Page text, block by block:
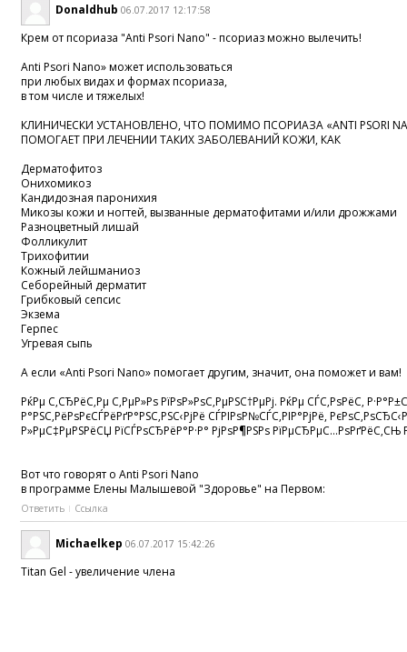
Donaldhub 06.07.2017 12:17:58
Крем от псориаза "Anti Psori Nano" - псориаз можно вылечить!
Anti Psori Nano» может использоваться
при любых видах и формах псориаза,
в том числе и тяжелых!
КЛИНИЧЕСКИ УСТАНОВЛЕНО, ЧТО ПОМИМО ПСОРИАЗА «ANTI PSORI
ПОМОГАЕТ ПРИ ЛЕЧЕНИИ ТАКИХ ЗАБОЛЕВАНИЙ КОЖИ, КАК
Дерматофитоз
Онихомикоз
Кандидозная паронихия
Микозы кожи и ногтей, вызванные дерматофитами и/или дрожжами
Разноцветный лишай
Фолликулит
Трихофитии
Кожный лейшманиоз
Себорейный дерматит
Грибковый сепсис
Экзема
Герпес
Угревая сыпь
А если «Anti Psori Nano» помогает другим, значит, она поможет и вам!
РќРµ С‚СЂРёС‚Рµ С‚РµР»Рѕ РїРѕР»РѕС‚РµРЅС†РµРј. РќРµ СЃС‚РѕРёС‚
Р°РЅС‚РёРѕРєСЃРёРґР°РЅС‚РЅС‹РјРё СЃРІРѕР№СЃС‚РІР°РјРё,
Р»РµС‡РµРЅРёСЏ РїСЃРѕСЂРёР°Р·Р° РјРѕР¶РЅРѕ РїРµСЂРµС…РѕРґРёС‚СЊ
Вот что говорят о Anti Psori Nano
в программе Елены Малышевой "Здоровье" на Первом:
Ответить Ссылка
Michaelkep 06.07.2017 15:42:26
Titan Gel - увеличение члена